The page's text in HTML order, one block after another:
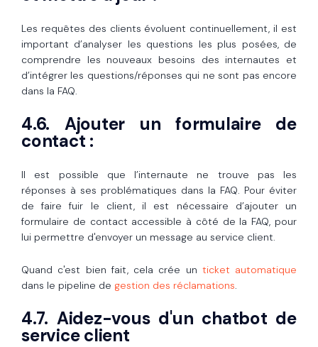
Les requêtes des clients évoluent continuellement, il est
important d’analyser les questions les plus posées, de
comprendre les nouveaux besoins des internautes et
d’intégrer les questions/réponses qui ne sont pas encore
dans la FAQ.
4.6. Ajouter un formulaire de
contact :
Il est possible que l’internaute ne trouve pas les
réponses à ses problématiques dans la FAQ. Pour éviter
de faire fuir le client, il est nécessaire d’ajouter un
formulaire de contact accessible à côté de la FAQ, pour
lui permettre d'envoyer un message au service client.
Quand c'est bien fait, cela crée un ticket automatique
dans le pipeline de gestion des réclamations
4.7. Aidez-vous d'un chatbot de
service client